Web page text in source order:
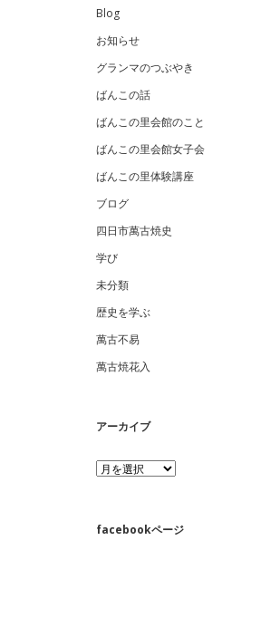
Blog
お知らせ
グランマのつぶやき
ばんこの話
ばんこの里会館のこと
ばんこの里会館女子会
ばんこの里体験講座
ブログ
四日市萬古焼史
学び
未分類
歴史を学ぶ
萬古不易
萬古焼花入
アーカイブ
ア
ー
ブ
facebookページ